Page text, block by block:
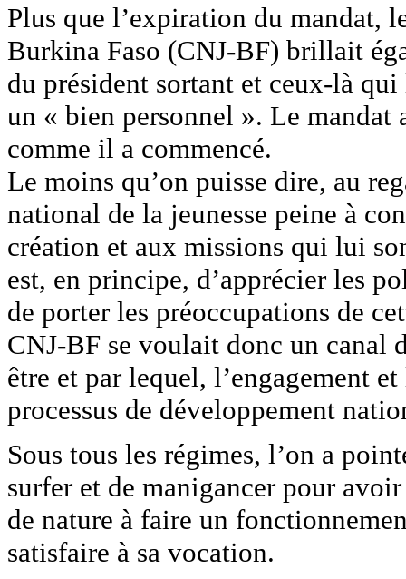
Plus que l’expiration du mandat,
Burkina Faso (CNJ-BF) brillait
du président sortant et ceux-là
un « bien personnel ». Le mandat
comme il a commencé.
Le moins qu’on puisse dire, au
national de la jeunesse peine à
création et aux missions qui lui
est, en principe, d’apprécier les
de porter les préoccupations de
CNJ-BF se voulait donc un canal
être et par lequel, l’engagement
processus de développement
Sous tous les régimes, l’on a
surfer et de manigancer pour
de nature à faire un
satisfaire à sa vocation.